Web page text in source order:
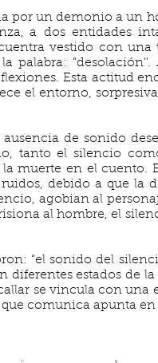
por un demonio a un
a dos entidades
vestido con
palabra:
Esta actitud
el entorno,
de sonido
tanto el silencio
muerte en el cuento.
debido a que la
agobian al
al hombre, el
“el sonido del
diferentes estados de
se vincula con una
comunica apunta